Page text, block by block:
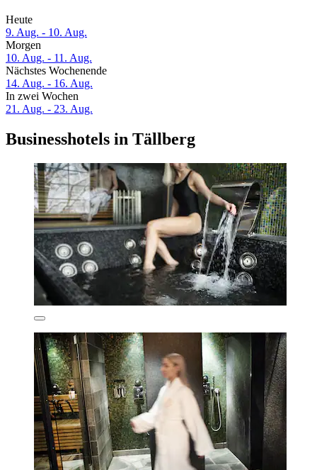
Heute
9. Aug. - 10. Aug.
Morgen
10. Aug. - 11. Aug.
Nächstes Wochenende
14. Aug. - 16. Aug.
In zwei Wochen
21. Aug. - 23. Aug.
Businesshotels in Tällberg